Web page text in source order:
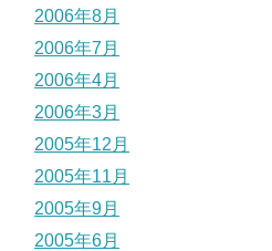
2006年8月
2006年7月
2006年4月
2006年3月
2005年12月
2005年11月
2005年9月
2005年6月